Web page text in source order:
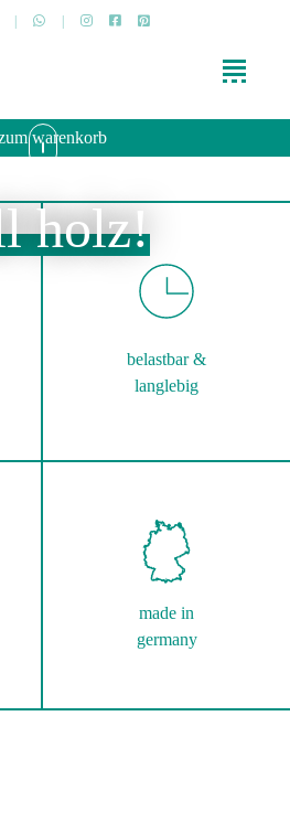
warenkorb
holz!
belastbar &
langlebig
made in
germany